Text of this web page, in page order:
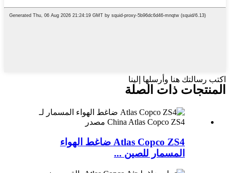
اكتب رسالتك هنا وأرسلها إلينا
المنتجات ذات الصلة
Atlas Copco ZS4 ضاغط الهواء
المسمار للصين ...